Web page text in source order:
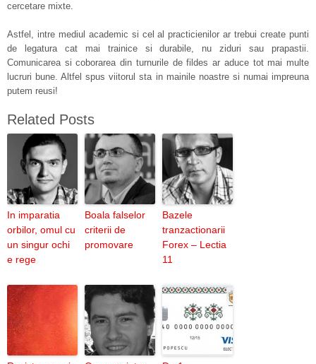
cercetare mixte.
Astfel, intre mediul academic si cel al practicienilor ar trebui create punti
de legatura cat mai trainice si durabile, nu ziduri sau prapastii.
Comunicarea si coborarea din turnurile de fildes ar aduce tot mai multe
lucruri bune. Altfel spus viitorul sta in mainile noastre si numai impreuna
putem reusi!
Related Posts
In imparatia
orbilor, omul cu
un singur ochi
e rege
Boala falselor
criterii de
promovare
Bazele
tranzactionarii
Forex – Lectia
11